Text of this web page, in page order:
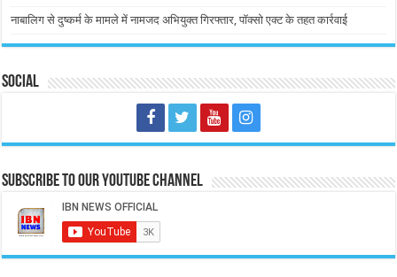
नाबालिग से दुष्कर्म के मामले में नामजद अभियुक्त गिरफ्तार, पॉक्सो एक्ट के तहत कार्रवाई
Social
Subscribe to our Youtube Channel